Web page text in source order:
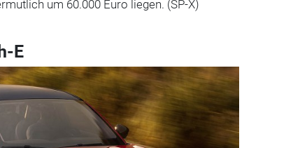
um 60.000 Euro liegen. (SP-X)
E